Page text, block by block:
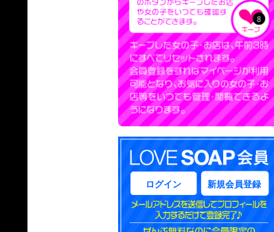
ログイン 新規会員登録